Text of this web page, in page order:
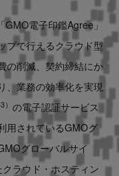
GMO電子印鑑Agree」
プで行えるクラウド型
の削減、契約締結にか
、業務の効率化を実現
） の電子認証サービス
用されているGMOグ
グローバルサイ
ラウド・ホスティン